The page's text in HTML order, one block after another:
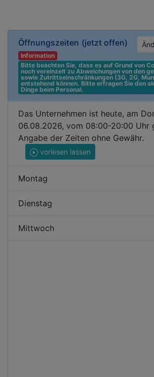
Öffnungszeiten (jetzt offen)
Information
Bitte beachten Sie, dass es auf Grund von
noch vereinzelt zu Abweichungen von den
sowie Zutrittseinschränkungen (3G, 2G,
entstehend können. Bitte erfragen Sie den
Dinge beim Personal.
Das Unternehmen ist heute, am
06.08.2026, vom 08:00-20:00 Uhr
Angabe der Zeiten ohne Gewähr.
vorlesen lassen
Montag
Dienstag
Mittwoch